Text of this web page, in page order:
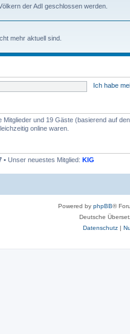
der AdI geschlossen werden.
mehr aktuell sind.
Ich habe
und 19 Gäste (basierend auf
online waren.
• Unser neuestes Mitglied: KIG
Powered by phpBB®
Deutsche
Datenschutz|